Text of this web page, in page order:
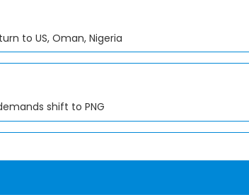
to US, Oman, Nigeria
shift to PNG